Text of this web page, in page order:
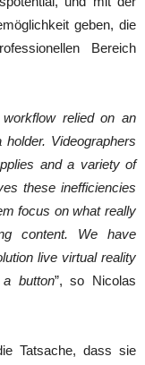
geben, die
Bereich
relied on an
Videographers
and a variety of
these inefficiencies
focus on what really
content. We have
live virtual reality
button”, so Nicolas
Tatsache, dass sie